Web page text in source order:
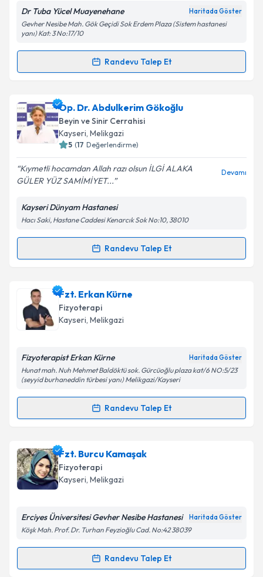
Metni'ni okudum ve kişisel verilerimin belirtilen
kapsamda işlenmesini kabul ediyorum.
Takvim Talebini Gönder
Dr Tuba Yücel Muayenehane Haritada Göster
Gevher Nesibe Mah. Gök Geçidi Sok Erdem Plaza (Sistem hastanesi
yanı) Kat: 3 No:17/10
Randevu Talep Et
Randevu Takvimi Talebi
Uzm. Dr. Tuba Yüceliçin randevu takvimi talebi
oluşturun. Size bu uzmandan randevu almanız için bir
takvim hazırlandığında e-posta ile bilgilendireceğiz.
Kişisel verilerimin işlenmesine ilişkin
Metni'ni okudum ve kişisel verilerimin belirtilen
kapsamda işlenmesini kabul ediyorum.
Op. Dr. Abdulkerim Gökoğlu
Beyin ve Sinir Cerrahisi
Kayseri, Melikgazi
5 (17 Değerlendirme)
Kıymetli hocamdan Allah razı olsun İLGİ ALAKA
GÜLER YÜZ SAMİMİYET...
Devamı
Kayseri Dünyam Hastanesi
Hacı Saki, Hastane Caddesi Kenarcık Sok No:10, 38010
Randevu Talep Et
Randevu Takvimi Talebi
Op. Dr. Abdulkerim Gökoğlu
talebi oluşturun. Size bu uzmandan randevu almanız
için bir takvim hazırlandığında e-posta ile
bilgilendireceğiz.
Kişisel verilerimin işlenmesine ilişkin
Metni'ni okudum ve kişisel verilerimin belirtilen
Takvim Talebini Gönder
Fzt. Erkan Kürne
Fizyoterapi
Kayseri, Melikgazi
Fizyoterapist Erkan Kürne Haritada Göster
Hunat mah. Nuh Mehmet Baldöktü sok. Gürcüoğlu plaza kat/6 NO:5/23
(seyyid burhaneddin türbesi yanı) Melikgazi/Kayseri
Randevu Talep Et
Randevu Takvimi Talebi
Fzt. Erkan Kürneiçin randevu takvimi talebi
oluşturun. Size bu uzmandan randevu almanız için bir
takvim hazırlandığında e-posta ile bilgilendireceğiz.
Kişisel verilerimin işlenmesine ilişkin
Metni'ni okudum ve kişisel verilerimin belirtilen
Fzt. Burcu Kamaşak
Fizyoterapi
Kayseri, Melikgazi
Erciyes Üniversitesi Gevher Nesibe Hastanesi Haritada Göster
Köşk Mah. Prof. Dr. Turhan Feyzioğlu Cad. No:42 38039
Randevu Talep Et
Randevu Takvimi Talebi